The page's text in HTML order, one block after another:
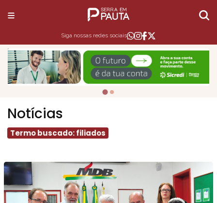
Siga nossas redes sociais
Notícias
Termo buscado: filiados